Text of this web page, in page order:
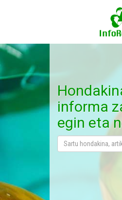
informa
egin eta